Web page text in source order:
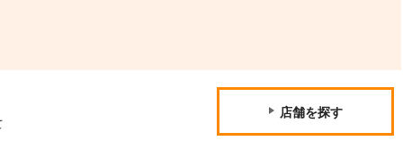
店舗を探す